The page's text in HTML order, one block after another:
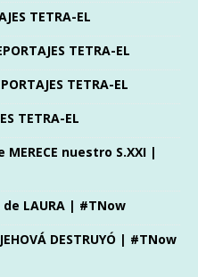
TETRA-EL
TETRA-EL
TETRA-EL
TETRA-EL
MERECE nuestro S.XXI |
de LAURA | #TNow
DESTRUYÓ | #TNow